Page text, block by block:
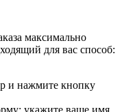
максимально
для вас способ:
и нажмите кнопку
укажите ваше имя,